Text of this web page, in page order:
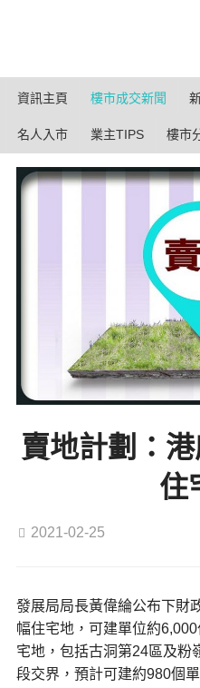
資訊主頁 樓市成交新聞
名人入市 業主TIPS 樓市
賣地計劃：
住
2021-02-25
發展局局長黃偉綸公布下財
幅住宅地，可建單位約
宅地，包括古洞第24區及
段交界，預計可建約980個